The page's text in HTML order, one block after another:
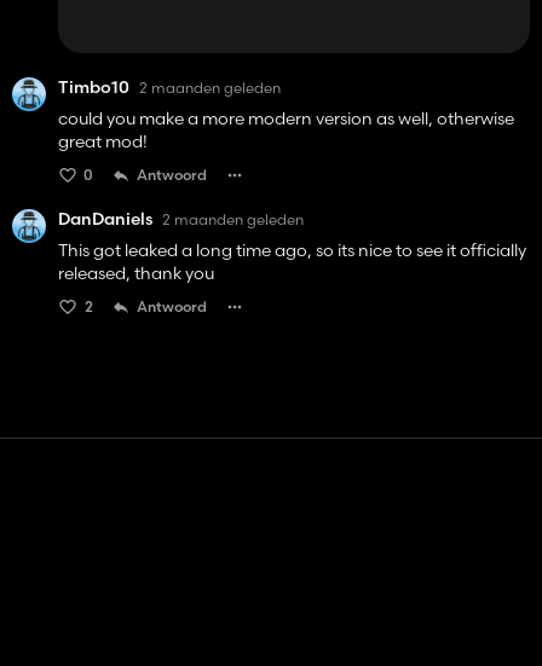
Timbo10 2 maanden geleden
could you make a more modern version as well, otherwise
great mod!
0 Antwoord
DanDaniels 2 maanden geleden
This got leaked a long time ago, so its nice to see it officially
released, thank you
2 Antwoord